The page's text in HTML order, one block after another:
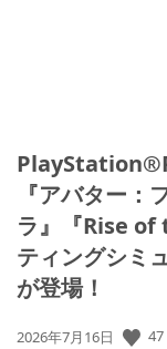
『アバター：
ラ』『Rise of
ティングシミ
が登場！
公
2026年7月16日 47